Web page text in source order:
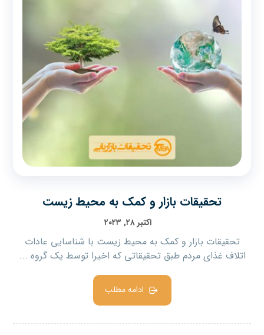
تحقیقات بازار و کمک به محیط زیست
اکتبر ۲۸, ۲۰۲۳
تحقیقات بازار و کمک به محیط زیست با شناسایی عادات
اتلاف غذای مردم طبق تحقیقاتی که اخیرا توسط یک گروه ...
ادامه مطلب